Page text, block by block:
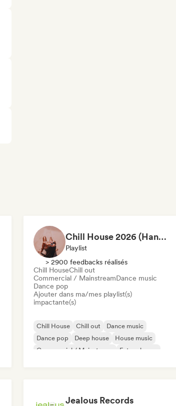
Chill House 2026 (Hannah - TCG)
Playlist
> 2900 feedbacks réalisés
Chill HouseChill out
Commercial / MainstreamDance music
Dance pop
Ajouter dans ma/mes playlist(s)
impactante(s)
Chill House Chill out
Dance music
Dance pop
Deep house
House music
Commercial / Mainstream
Future house
Jealous Records